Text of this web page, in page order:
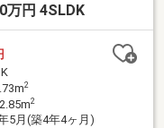
万円 4SLDK
2
2
5月(築4年4ヶ月)